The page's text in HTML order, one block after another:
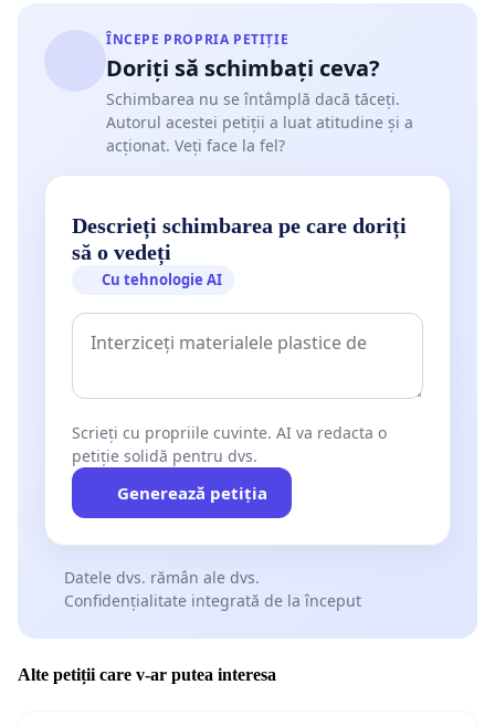
ÎNCEPE PROPRIA PETIȚIE
Doriți să schimbați ceva?
Schimbarea nu se întâmplă dacă tăceți.
Autorul acestei petiții a luat atitudine și a
acționat. Veți face la fel?
Descrieți schimbarea pe care doriți
să o vedeți
Cu tehnologie AI
Scrieți cu propriile cuvinte. AI va redacta o
petiție solidă pentru dvs.
Generează petiția
Datele dvs. rămân ale dvs.
Confidențialitate integrată de la început
Alte petiții care v-ar putea interesa